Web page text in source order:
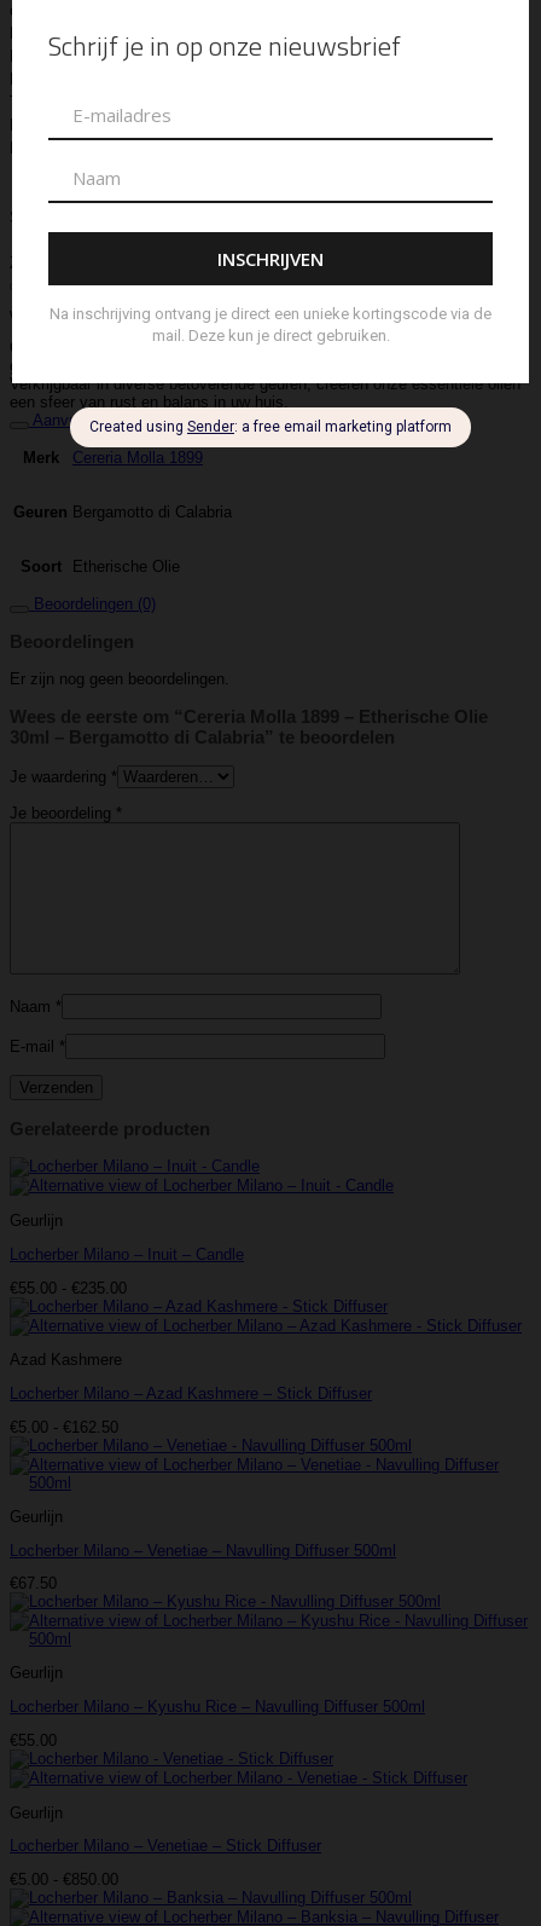
de Parfum
Fiber Sticks
Hand- & Bodylotion
Bodywash
Handschoen Handtas Hanger Heuptas
Hoedje
Tasje
Navulling Reed Diffuser
Diffuser
Schouderband
Stolp
Zeep
water oplosbare essentiële oliën
Ontdek de puurheid en het welzijn die onze essentiële oliën bieden,
gemaakt met natuurlijke ingrediënten van de hoogste kwaliteit.
Verkrijgbaar in diverse betoverende geuren, creëren onze essentiële oliën
een sfeer van rust en balans in uw huis.
Aanvullende informatie
Merk Cereria Molla 1899
Geuren Bergamotto di Calabria
Soort Etherische Olie
Beoordelingen (0)
Beoordelingen
Er zijn nog geen beoordelingen.
Wees de eerste om “Cereria Molla 1899 – Etherische Olie
30ml – Bergamotto di Calabria” te beoordelen
Je waardering *
Je beoordeling *
Naam *
E-mail *
Gerelateerde producten
Geurlijn
Locherber Milano – Inuit – Candle
€55.00 - €235.00Prijsklasse:
€55.00
tot
Azad Kashmere
Locherber Milano – Azad Kashmere – Stick Diffuser
€5.00 - €162.50Prijsklasse:
€5.00
tot
Geurlijn
Locherber Milano – Venetiae – Navulling Diffuser 500ml
€67.50
Geurlijn
Locherber Milano – Kyushu Rice – Navulling Diffuser 500ml
€55.00
Geurlijn
Locherber Milano – Venetiae – Stick Diffuser
€5.00 - €850.00Prijsklasse:
€5.00
tot